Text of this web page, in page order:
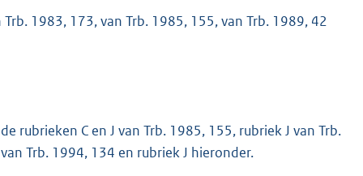
1983, 173, van Trb. 1985, 155, van Trb. 1989, 42
rubrieken C en J van Trb. 1985, 155, rubriek J van Trb.
Trb. 1994, 134 en rubriek J hieronder.